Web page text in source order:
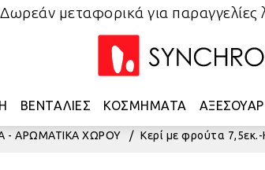
Δωρεάν μεταφορικά για παραγγελίες
ΒΕΝΤΑΛΙΕΣ ΚΟΣΜΗΜΑΤΑ ΑΞΕΣΟΥΑΡ
- ΑΡΩΜΑΤΙΚΑ ΧΩΡΟΥ / Κερί με φρούτα